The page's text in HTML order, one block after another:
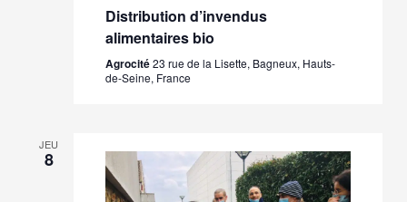
Distribution d’invendus
alimentaires bio
Agrocité23 rue de la Lisette, Bagneux, Hauts-
de-Seine, France
JEU
8